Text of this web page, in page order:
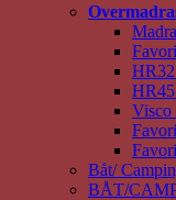
HR32
HR45
Visco
Båt/
BÅT/